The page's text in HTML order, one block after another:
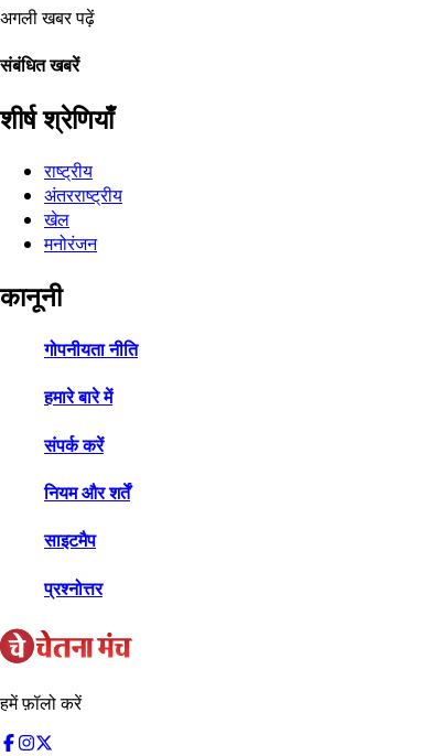
अगली खबर पढ़ें
संबंधित खबरें
शीर्ष श्रेणियाँ
राष्ट्रीय
अंतरराष्ट्रीय
खेल
मनोरंजन
कानूनी
गोपनीयता नीति
हमारे बारे में
संपर्क करें
नियम और शर्तें
साइटमैप
प्रश्नोत्तर
हमें फ़ॉलो करें